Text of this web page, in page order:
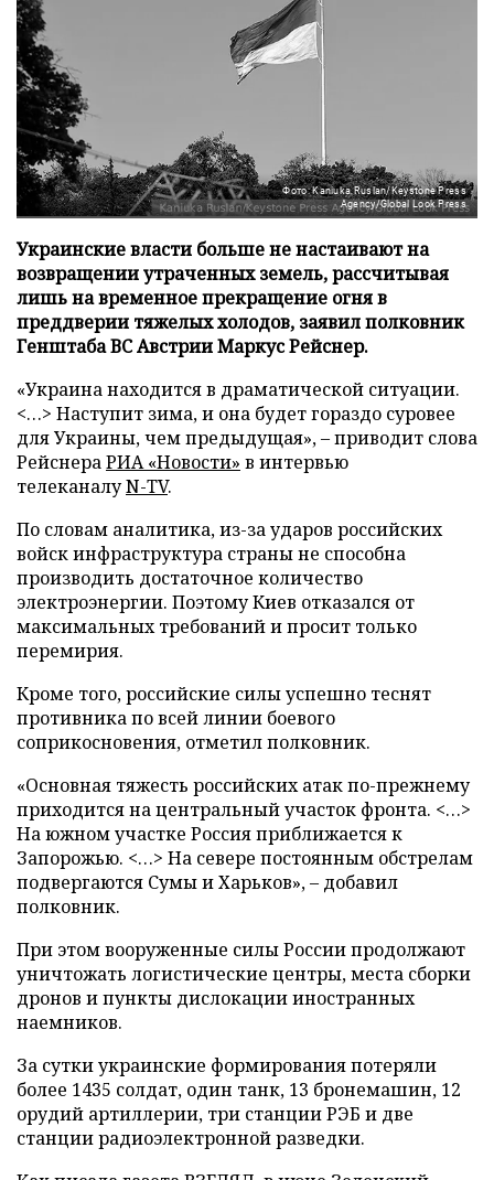
Фото: Kaniuka Ruslan/Keystone Press
Agency/Global Look Press
Украинские власти больше не настаивают на
возвращении утраченных земель, рассчитывая
лишь на временное прекращение огня в
преддверии тяжелых холодов, заявил полковник
Генштаба ВС Австрии Маркус Рейснер.
«Украина находится в драматической ситуации.
<…> Наступит зима, и она будет гораздо суровее
для Украины, чем предыдущая», – приводит слова
РейснераРИА «Новости» в интервью
телеканалуN-TV.
По словам аналитика, из-за ударов российских
войск инфраструктура страны не способна
производить достаточное количество
электроэнергии. Поэтому Киев отказался от
максимальных требований и просит только
перемирия.
Кроме того, российские силы успешно теснят
противника по всей линии боевого
соприкосновения, отметил полковник.
«Основная тяжесть российских атак по-прежнему
приходится на центральный участок фронта. <…>
На южном участке Россия приближается к
Запорожью. <…> На севере постоянным обстрелам
подвергаются Сумы и Харьков», – добавил
полковник.
При этом вооруженные силы России продолжают
уничтожать логистические центры, места сборки
дронов и пункты дислокации иностранных
наемников.
За сутки украинские формирования потеряли
более 1435 солдат, один танк, 13 бронемашин, 12
орудий артиллерии, три станции РЭБ и две
станции радиоэлектронной разведки.